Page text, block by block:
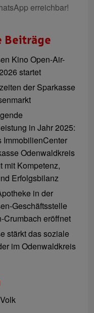
erreichbar!
Beiträge
Kino Open-Air-
startet
der Sparkasse
in Jahr 2025:
ImmobilienCenter
Odenwaldkreis
mit Kompetenz,
Erfolgsbilanz
in der
Geschäftsstelle
Crumbach eröffnet
stärkt das soziale
im Odenwaldkreis